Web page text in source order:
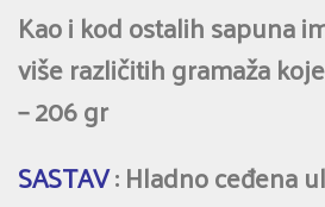
Kao i kod ostalih sapuna
više različitih gramaža
– 206 gr
SASTAV: Hladno ceđena